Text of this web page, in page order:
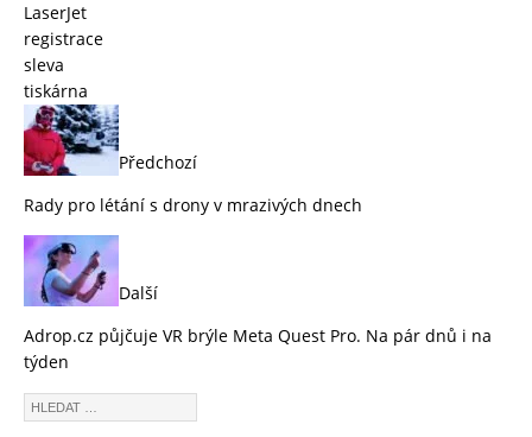
LaserJet
registrace
sleva
tiskárna
Předchozí
Rady pro létání s drony v mrazivých dnech
Další
Adrop.cz půjčuje VR brýle Meta Quest Pro. Na pár dnů i na
týden